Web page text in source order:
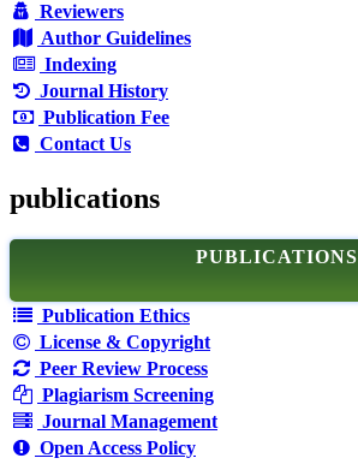
Reviewers
Author Guidelines
Indexing
Journal History
Publication Fee
Contact Us
publications
PUBLICATIONS
Publication Ethics
License & Copyright
Peer Review Process
Plagiarism Screening
Journal Management
Open Access Policy